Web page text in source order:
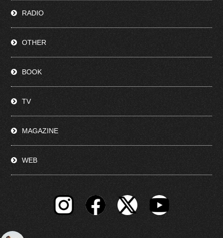
RADIO
OTHER
BOOK
TV
MAGAZINE
WEB